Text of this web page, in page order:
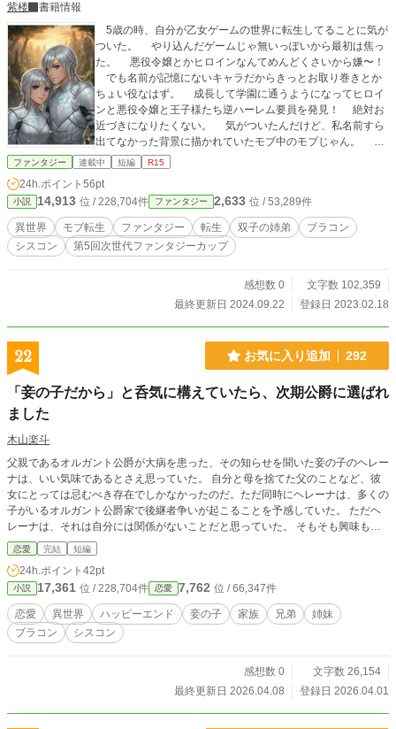
紫楼
書籍情報
5歳の時、自分が乙女ゲームの世界に転生してることに気が
ついた。 やり込んだゲームじゃ無いっぽいから最初は焦っ
た。 悪役令嬢とかヒロインなんてめんどくさいから嫌〜！
でも名前が記憶にないキャラだからきっとお取り巻きとか
ちょい役なはず。 成長して学園に通うようになってヒロイ
ンと悪役令嬢と王子様たち逆ハーレム要員を発見！ 絶対お
近づきになりたくない。 気がついたんだけど、私名前すら
出てなかった背景に描かれていたモブ中のモブじゃん。 普
通に何もしなければモブ人生満喫出来そう〜。 ブラコンと
シーン、流血描写、死の場面も出ます。 主筋は冒険者のお
話では無いので戦闘シーンはあっさり、流し気味です。 ふ
んわり設定、見切り発車です。 カクヨム様にも掲載してい
ます。 24話まで少し改稿、誤字修正しました。 大筋は変わっ
てませんので読み返されなくとも大丈夫なはず。 イラスト
した物の覚書としてつけています。
ファンタジー 連載中 短編 R15
24h.ポイント 56pt
小説 14,913 位 / 228,704件 ファンタジー 2,633 位 / 53,289件
異世界 モブ転生 ファンタジー 転生 双子の姉弟
ブラコン
シスコン
第5回次世代ファンタジーカップ
感想数 0
文字数 102,359
最終更新日 2024.09.22
登録日 2023.02.18
22 お気に入り追加 292
「妾の子だから」と呑気に構えていたら、次期公爵に選ばれ
ました
木山楽斗
父親であるオルガント公爵が大病を患った、その知らせを聞いた妾の子のヘレー
ナは、いい気味であるとさえ思っていた。 自分と母を捨てた父のことなど、彼
女にとっては忌むべき存在でしかなかったのだ。ただ同時にヘレーナは、多くの
子がいるオルガント公爵家で後継者争いが起こることを予感していた。 ただヘ
レーナは、それは自分には関係がないことだと思っていた。 そもそも興味もな
かったし、妾の子の中でも特に存在感もない自分にはそんな話も回ってこないだ
ろうと考えていたのだ。 他の兄弟達も、わざわざ自分に声をかけることもな
い。そう考えていたヘレーナは、後継者争いを気にせず暮らすことにした。 し
かしヘレーナは、オルガント公爵家の次期当主として据えられることになった。
彼の兄姉、その他兄弟達が彼女を祭り上げたのだ。 ヘレーナはそれに困惑して
いた。何故自分が、そう思いながらも彼女は次期当主として務めることになった
のだった。 ※タイトルを変更しました（旧題：「どうせ私は妾の子だから」と
恋愛 完結 短編
24h.ポイント 42pt
小説 17,361 位 / 228,704件 恋愛 7,762 位 / 66,347件
恋愛 異世界 ハッピーエンド 妾の子 家族 兄弟
姉妹
ブラコン
シスコン
感想数 0
文字数 26,154
最終更新日 2026.04.08
登録日 2026.04.01